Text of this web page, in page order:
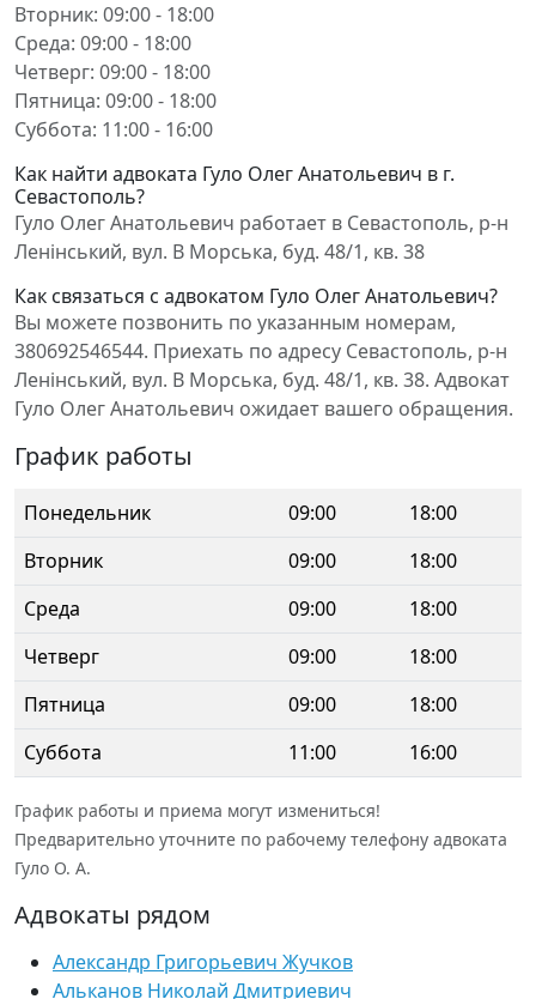
Вторник: 09:00 - 18:00
Среда: 09:00 - 18:00
Четверг: 09:00 - 18:00
Пятница: 09:00 - 18:00
Суббота: 11:00 - 16:00
Как найти адвоката Гуло Олег Анатольевич в г.
Севастополь?
Гуло Олег Анатольевич работает в Севастополь, р-н
Ленінський, вул. В Морська, буд. 48/1, кв. 38
Как связаться с адвокатом Гуло Олег Анатольевич?
Вы можете позвонить по указанным номерам,
380692546544. Приехать по адресу Севастополь, р-н
Ленінський, вул. В Морська, буд. 48/1, кв. 38. Адвокат
Гуло Олег Анатольевич ожидает вашего обращения.
График работы
Понедельник 09:00
18:00
Вторник
09:00
18:00
Среда
09:00
18:00
Четверг
09:00
18:00
Пятница
09:00
18:00
Суббота
11:00 16:00
График работы и приема могут измениться!
Предварительно уточните по рабочему телефону адвоката
Гуло О. А.
Адвокаты рядом
Александр Григорьевич Жучков
Альканов Николай Дмитриевич